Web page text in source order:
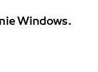
Windows.